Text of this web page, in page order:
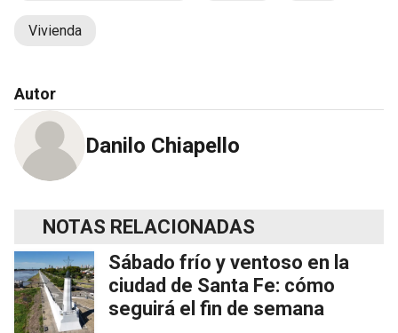
Vivienda
Autor
Danilo Chiapello
NOTAS RELACIONADAS
Sábado frío y ventoso en la
ciudad de Santa Fe: cómo
seguirá el fin de semana